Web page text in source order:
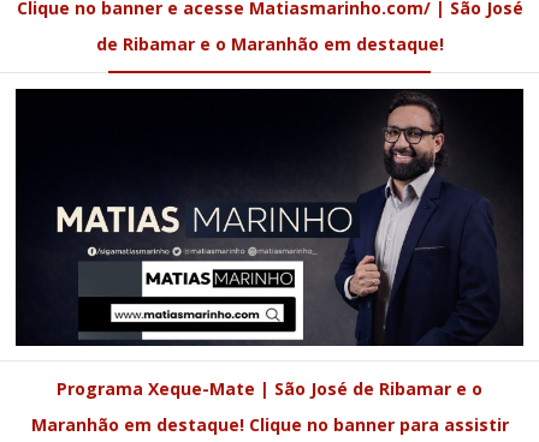
Clique no banner e acesse Matiasmarinho.com/ | São José
de Ribamar e o Maranhão em destaque!
Programa Xeque-Mate | São José de Ribamar e o
Maranhão em destaque! Clique no banner para assistir